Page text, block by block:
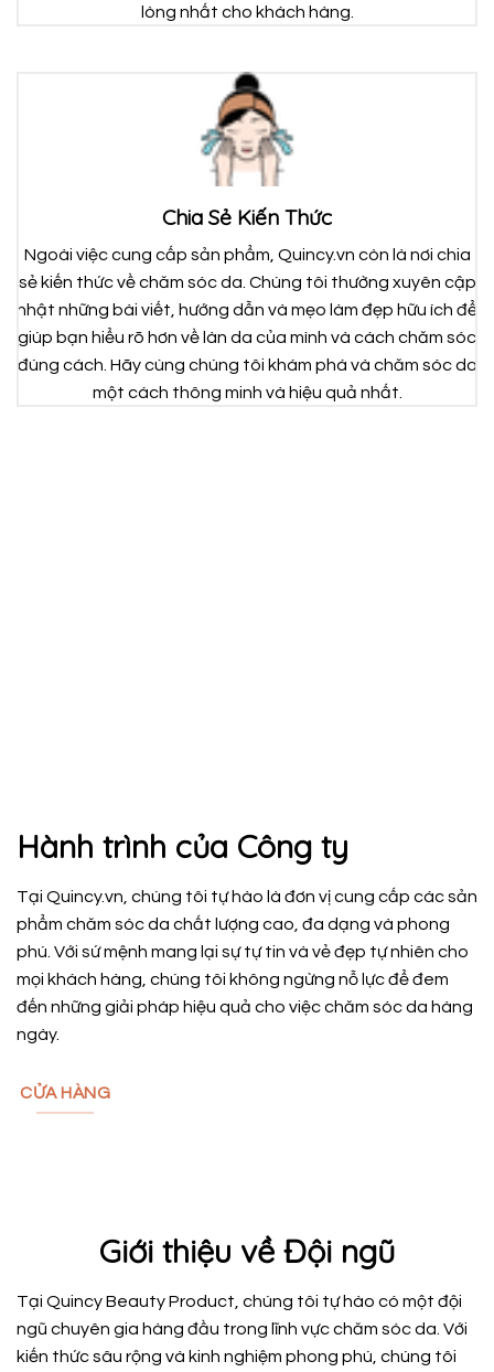
lòng nhất cho khách hàng.
Chia Sẻ Kiến Thức
Ngoài việc cung cấp sản phẩm, Quincy.vn còn là nơi chia
sẻ kiến thức về chăm sóc da. Chúng tôi thường xuyên cập
nhật những bài viết, hướng dẫn và mẹo làm đẹp hữu ích để
giúp bạn hiểu rõ hơn về làn da của mình và cách chăm sóc
đúng cách. Hãy cùng chúng tôi khám phá và chăm sóc da
một cách thông minh và hiệu quả nhất.
Hành trình của Công ty
Tại Quincy.vn, chúng tôi tự hào là đơn vị cung cấp các sản
phẩm chăm sóc da chất lượng cao, đa dạng và phong
phú. Với sứ mệnh mang lại sự tự tin và vẻ đẹp tự nhiên cho
mọi khách hàng, chúng tôi không ngừng nỗ lực để đem
đến những giải pháp hiệu quả cho việc chăm sóc da hàng
ngày.
CỬA HÀNG
Giới thiệu về Đội ngũ
Tại Quincy Beauty Product, chúng tôi tự hào có một đội
ngũ chuyên gia hàng đầu trong lĩnh vực chăm sóc da. Với
kiến thức sâu rộng và kinh nghiệm phong phú, chúng tôi